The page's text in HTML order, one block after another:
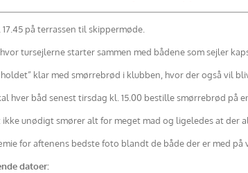
på terrassen til skippermøde.
tursejlerne starter sammen med bådene som sejler
klar med smørrebrød i klubben, hvor der også vil
hver båd senest tirsdag kl. 15.00 bestille smørrebrød på
unødigt smører alt for meget mad og ligeledes at der
for aftenens bedste foto blandt de både der er med på
datoer: